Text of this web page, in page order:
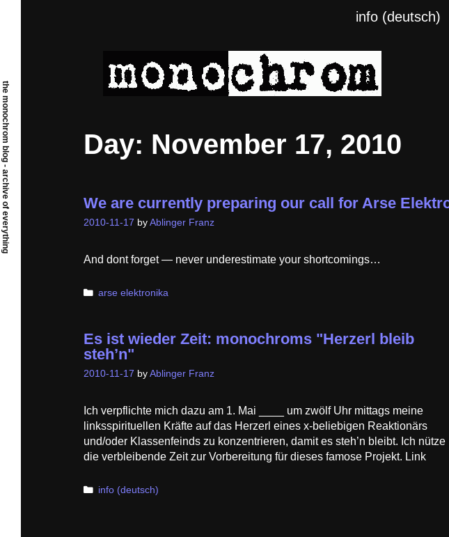
info (deutsch)
Day: November 17, 2010
We are currently preparing our call for Arse
2010-11-17 by Ablinger Franz
And dont forget — never underestimate your shortcomings…
Categories
arse elektronika
Es ist wieder Zeit: monochroms "Herzerl bleib
steh’n"
2010-11-17 by Ablinger Franz
Ich verpflichte mich dazu am 1. Mai ____ um zwölf Uhr mittags meine
linksspirituellen Kräfte auf das Herzerl eines x-beliebigen Reaktionärs
und/oder Klassenfeinds zu konzentrieren, damit es steh’n bleibt. Ich nütze
die verbleibende Zeit zur Vorbereitung für dieses famose Projekt. Link
Categories
info (deutsch)
the monochrom blog - archive of everything